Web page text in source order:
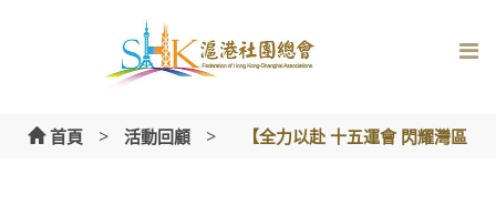
首頁 > 活動回顧 > 【全力以赴 十五運會 閃耀灣區